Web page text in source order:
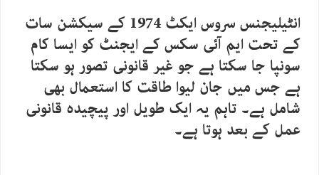
انٹیلیجنس سروس ایکٹ 1974 کے سیکشن سات
کے تحت ایم آئی سکس کے ایجنٹ کو ایسا کام
سونپا جا سکتا ہے جو غیر قانونی تصور ہو سکتا
ہے جس میں جان لیوا طاقت کا استعمال بھی
شامل ہے۔ تاہم یہ ایک طویل اور پیچیدہ قانونی
عمل کے بعد ہوتا ہے۔